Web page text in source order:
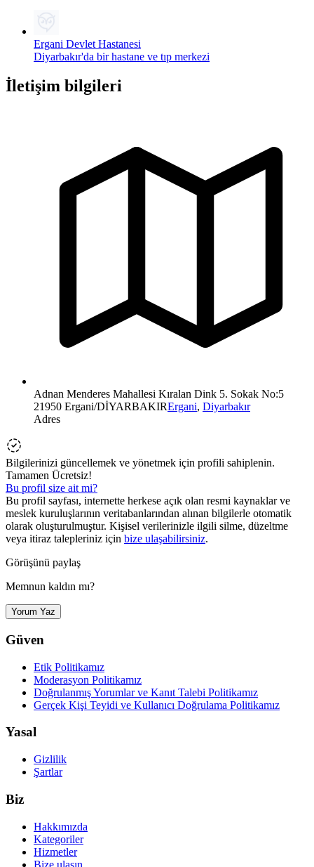
Ergani Devlet Hastanesi
Diyarbakır'da bir hastane ve tıp merkezi
İletişim bilgileri
Adnan Menderes Mahallesi Kıralan Dink 5. Sokak No:5
21950 Ergani/DİYARBAKIRErgani, Diyarbakır
Adres
Bilgilerinizi güncellemek ve yönetmek için profili sahiplenin.
Tamamen Ücretsiz!
Bu profil size ait mi?
Bu profil sayfası, internette herkese açık olan resmi kaynaklar ve
meslek kuruluşlarının veritabanlarından alınan bilgilerle otomatik
olarak oluşturulmuştur. Kişisel verilerinizle ilgili silme, düzeltme
veya itiraz talepleriniz için bize ulaşabilirsiniz.
Görüşünü paylaş
Memnun kaldın mı?
Yorum Yaz
Güven
Etik Politikamız
Moderasyon Politikamız
Doğrulanmış Yorumlar ve Kanıt Talebi Politikamız
Gerçek Kişi Teyidi ve Kullanıcı Doğrulama Politikamız
Yasal
Gizlilik
Şartlar
Biz
Hakkımızda
Kategoriler
Hizmetler
Bize ulaşın